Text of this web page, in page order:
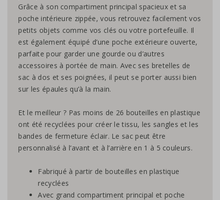
Grâce à son compartiment principal spacieux et sa
poche intérieure zippée, vous retrouvez facilement vos
petits objets comme vos clés ou votre portefeuille. Il
est également équipé d’une poche extérieure ouverte,
parfaite pour garder une gourde ou d’autres
accessoires à portée de main. Avec ses bretelles de
sac à dos et ses poignées, il peut se porter aussi bien
sur les épaules qu’à la main.
Et le meilleur ? Pas moins de 26 bouteilles en plastique
ont été recyclées pour créer le tissu, les sangles et les
bandes de fermeture éclair. Le sac peut être
personnalisé à l’avant et à l’arrière en 1 à 5 couleurs.
Fabriqué à partir de bouteilles en plastique
recyclées
Avec grand compartiment principal et poche